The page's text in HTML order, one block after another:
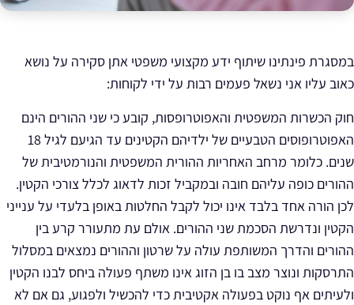
במסגרת פינתינו שיתוף ידע מקצועי משפטי אתן סקירה על נושא
כאוב עליו אני נשאל פעמים רבות על ידי לקוחות:
חוק הכשרות המשפטית והאפוטרופסות, קובע כי שני ההורים הינם
האפוטרופוסים הטבעיים של ילדיהם הקטינים עד הגיעם לגיל 18
שנים. כלומר מרחב האחריות ההורית המשפטית והנורמטיבית של
ההורים כופה עליהם חובה ובמקביל זכות לדאוג לכלל צורכי הקטין.
לכן הורה אחד בלבד אינו יכול לקבל החלטות באופן בלעדי על ענייני
הקטין ונדרשת הסכמת שני ההורים. אולם עת מתעורר קרע בין
ההורים והדרך המשותפת עולה על שרטון וההורים נמצאים במסלול
התרסקות ונוצר מצב בו בן הזוג אינו משתף פעולה ביחס לבנו הקטין
ולעיתים אף נוקט בפעולה אקטיבית כדי להכשיל ולפגוע, גם אם לא